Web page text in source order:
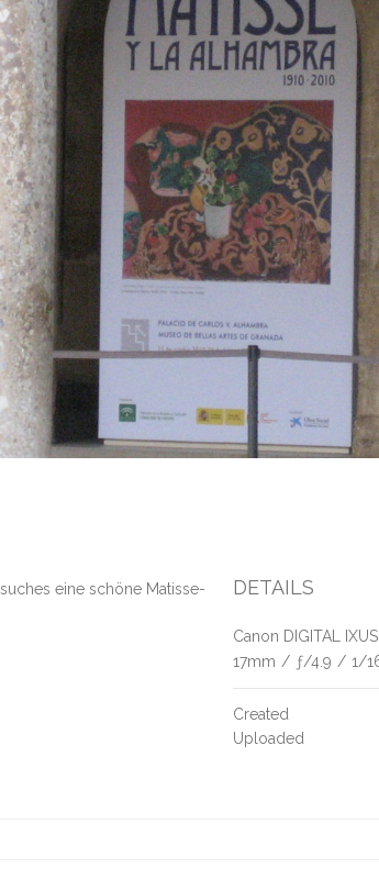
eine schöne Matisse-
DETAILS
Canon DIGITAL
17mm / ƒ/4.9 / 1/
Created
Uploaded